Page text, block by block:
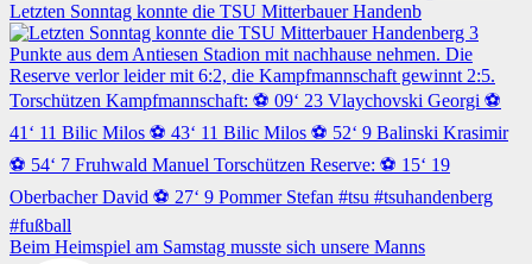
Letzten Sonntag konnte die TSU Mitterbauer Handenb
Beim Heimspiel am Samstag musste sich unsere Manns